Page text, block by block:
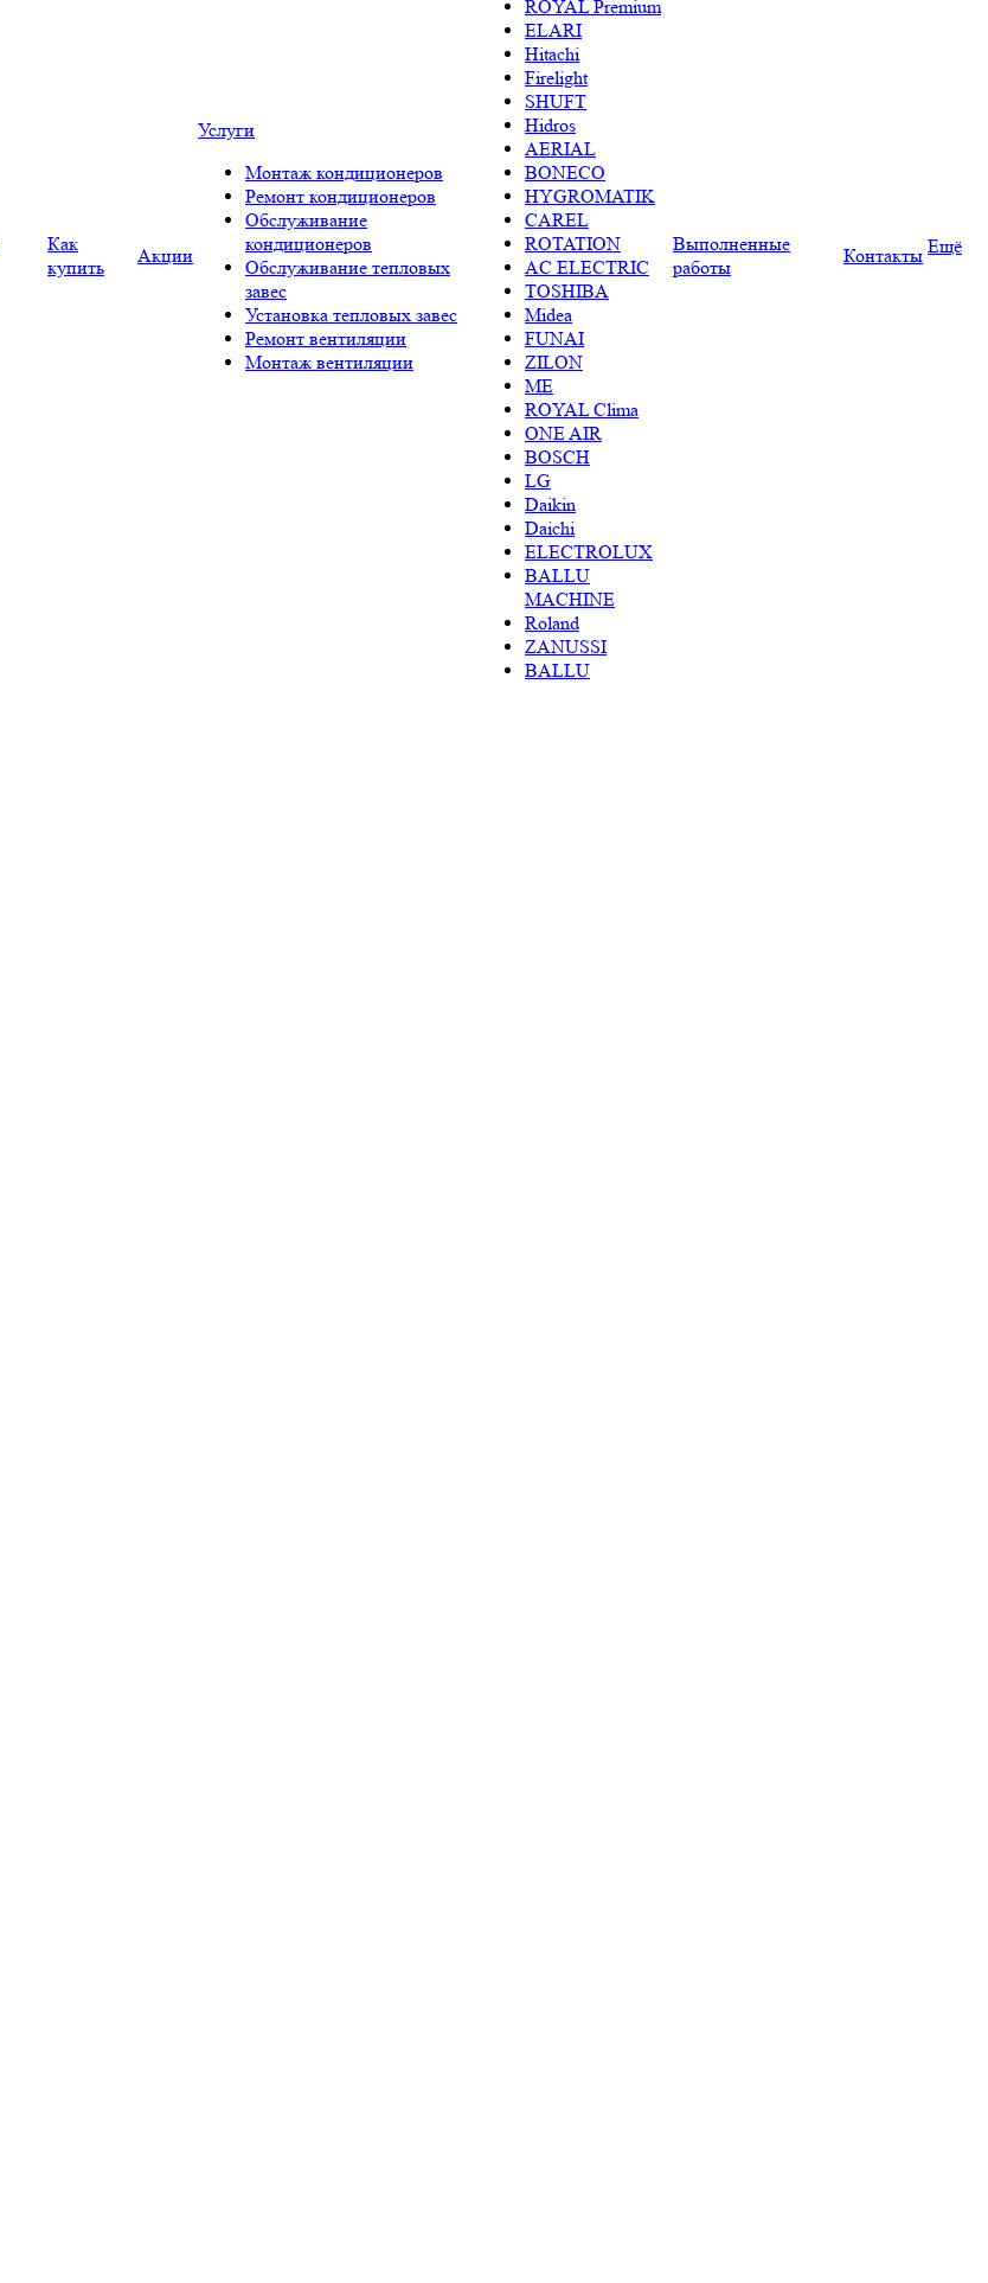
Как
купить
Акции
Услуги
Монтаж кондиционеров
Ремонт кондиционеров
Обслуживание
кондиционеров
Обслуживание тепловых
завес
Установка тепловых завес
Ремонт вентиляции
Монтаж вентиляции
ROYAL Premium
ELARI
Hitachi
Firelight
SHUFT
Hidros
AERIAL
BONECO
HYGROMATIK
CAREL
ROTATION
AC ELECTRIC
TOSHIBA
Midea
FUNAI
ZILON
ME
ROYAL Clima
ONE AIR
BOSCH
LG
Daikin
Daichi
ELECTROLUX
BALLU
MACHINE
Roland
ZANUSSI
BALLU
Выполненные
работы
Контакты Ещё